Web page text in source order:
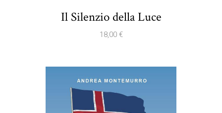
Il Silenzio della Luce
18,00 €